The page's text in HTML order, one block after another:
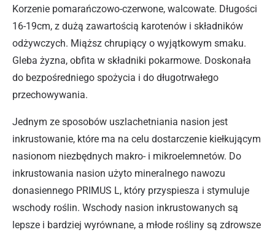
Korzenie pomarańczowo-czerwone, walcowate. Długości
16-19cm, z dużą zawartością karotenów i składników
odżywczych. Miąższ chrupiący o wyjątkowym smaku.
Gleba żyzna, obfita w składniki pokarmowe. Doskonała
do bezpośredniego spożycia i do długotrwałego
przechowywania.
Jednym ze sposobów uszlachetniania nasion jest
inkrustowanie, które ma na celu dostarczenie kiełkującym
nasionom niezbędnych makro- i mikroelemnetów. Do
inkrustowania nasion użyto mineralnego nawozu
donasiennego PRIMUS L, który przyspiesza i stymuluje
wschody roślin. Wschody nasion inkrustowanych są
lepsze i bardziej wyrównane, a młode rośliny są zdrowsze